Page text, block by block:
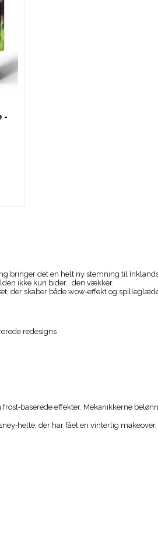
-
bringer det en helt ny stemning til
ikke kun bider… den vækker.
der skaber både wow‑effekt og
redesigns
effekter. Mekanikkerne
der har fået en vinterlig